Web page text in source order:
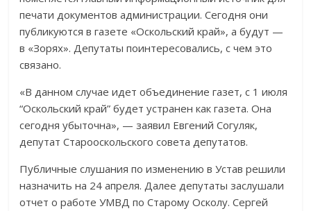
печати документов администрации. Сегодня они
публикуются в газете «Оскольский край», а будут —
в «Зорях». Депутаты поинтересовались, с чем это
связано.
«В данном случае идет объединение газет, с 1 июля
“Оскольский край” будет устранен как газета. Она
сегодня убыточна», — заявил Евгений Согуляк,
депутат Старооскольского совета депутатов.
Публичные слушания по изменению в Устав решили
назначить на 24 апреля. Далее депутаты заслушали
отчет о работе УМВД по Старому Осколу. Сергей